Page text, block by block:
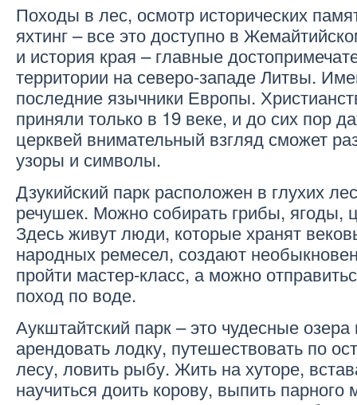
Походы в лес, осмотр исторических
яхтинг – все это доступно в
и история края – главные
территории на северо-западе Литвы.
последние язычники Европы.
приняли только в 19 веке, и до сих пор
церквей внимательный взгляд сможет
узоры и символы.
Дзукийский парк расположен в глухих
речушек. Можно собирать грибы, ягоды,
Здесь живут люди, которые хранят
народных ремесел, создают
пройти мастер-класс, а можно
поход по воде.
Аукштайтский парк – это чудесные
арендовать лодку, путешествовать по
лесу, ловить рыбу. Жить на хуторе,
научиться доить корову, выпить парного